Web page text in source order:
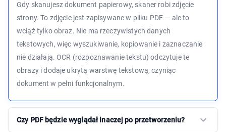
Gdy skanujesz dokument papierowy, skaner robi zdjęcie
strony. To zdjęcie jest zapisywane w pliku PDF — ale to
wciąż tylko obraz. Nie ma rzeczywistych danych
tekstowych, więc wyszukiwanie, kopiowanie i zaznaczanie
nie działają. OCR (rozpoznawanie tekstu) odczytuje te
obrazy i dodaje ukrytą warstwę tekstową, czyniąc
dokument w pełni funkcjonalnym.
Czy PDF będzie wyglądał inaczej po przetworzeniu?